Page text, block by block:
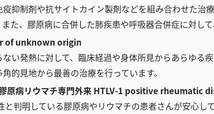
抑制剤や抗サイトカイン製剤などを組み合わせた治
た、膠原病に合併した肺疾患や呼吸器合併症に対し
of unknown origin
い発熱に対して、臨床経過や身体所見からあらゆる
的見地から最善の治療を行っています。
原病リウマチ専門外来 HTLV-1 positive rheumatic
と判明している膠原病やリウマチの患者さんが安心